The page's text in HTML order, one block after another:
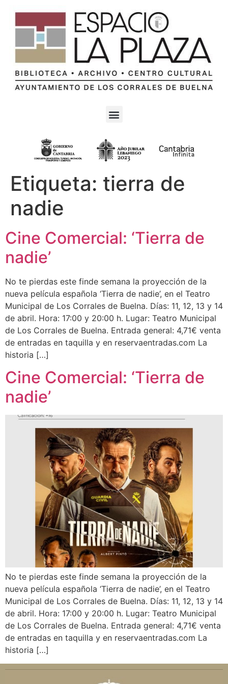
Etiqueta: tierra de
nadie
Cine Comercial: ‘Tierra de
nadie’
No te pierdas este finde semana la proyección de la
nueva película española ‘Tierra de nadie’, en el Teatro
Municipal de Los Corrales de Buelna. Días: 11, 12, 13 y 14
de abril. Hora: 17:00 y 20:00 h. Lugar: Teatro Municipal
de Los Corrales de Buelna. Entrada general: 4,71€ venta
de entradas en taquilla y en reservaentradas.com La
historia […]
Cine Comercial: ‘Tierra de
nadie’
No te pierdas este finde semana la proyección de la
nueva película española ‘Tierra de nadie’, en el Teatro
Municipal de Los Corrales de Buelna. Días: 11, 12, 13 y 14
de abril. Hora: 17:00 y 20:00 h. Lugar: Teatro Municipal
de Los Corrales de Buelna. Entrada general: 4,71€ venta
de entradas en taquilla y en reservaentradas.com La
historia […]